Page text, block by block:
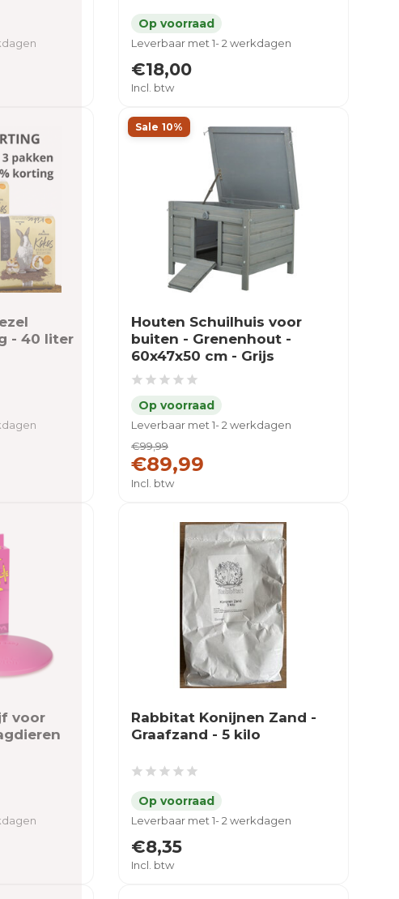
Leverbaar met 1- 2 werkdagen
€18,00
Incl. btw
- 40 liter
Sale 10%
Houten Schuilhuis voor
buiten - Grenenhout -
60x47x50 cm - Grijs
Leverbaar met 1- 2 werkdagen
€99,99
€89,99
Incl. btw
voor
Rabbitat Konijnen Zand -
Graafzand - 5 kilo
Leverbaar met 1- 2 werkdagen
€8,35
Incl. btw